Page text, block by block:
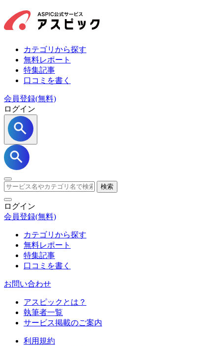
カテゴリから探す
無料レポート
特集記事
口コミを書く
会員登録(無料)
ログイン
検索
ログイン
会員登録(無料)
カテゴリから探す
無料レポート
特集記事
口コミを書く
お問い合わせ
アスピックとは？
執筆者一覧
サービス掲載のご案内
利用規約